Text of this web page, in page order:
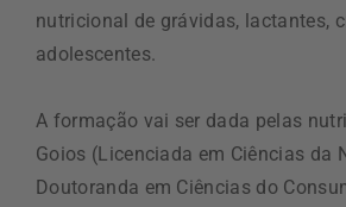
nutricional de grávidas, lactantes,
adolescentes.
A formação vai ser dada pelas
Goios (Licenciada em Ciências da
Doutoranda em Ciências do